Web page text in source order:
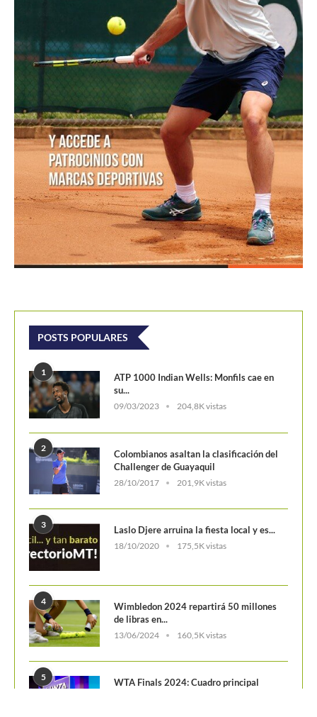
POSTS POPULARES
1
ATP 1000 Indian Wells: Monfils cae en
su...
09/03/2023 204,8K vistas
2
Colombianos asaltan la clasificación del
Challenger de Guayaquil
28/10/2017 201,9K vistas
3 Laslo Djere arruina la fiesta local y es...
18/10/2020 175,5K vistas
4
Wimbledon 2024 repartirá 50 millones
de libras en...
13/06/2024 160,5K vistas
5 WTA Finals 2024: Cuadro principal